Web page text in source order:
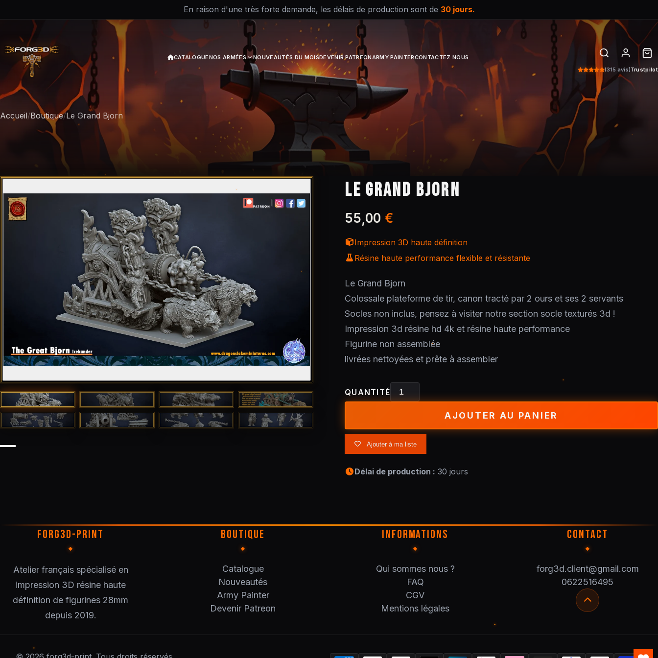
En raison d'une très forte demande, les délais de production sont de 30 jours.
CATALOGUENOS ARMÉES NOUVEAUTÉS DU MOISDEVENIR PATREONARMY PAINTERCONTACTEZ NOUS
(315 avis)Trustpilot
Accueil/Boutique/Le Grand Bjorn
LE GRAND BJORN
55,00 €
Impression 3D haute définition
Résine haute performance flexible et résistante
Le Grand Bjorn
Colossale plateforme de tir, canon tracté par 2 ours et ses 2 servants
Socles non inclus, pensez à visiter notre section socle texturés 3d !
Impression 3d résine hd 4k et résine haute performance
Figurine non assemblée
livrées nettoyées et prête à assembler
QUANTITÉ
AJOUTER AU PANIER
Ajouter à ma liste
Délai de production : 30 jours
FORG3D-PRINT
Atelier français spécialisé en
impression 3D résine haute
définition de figurines 28mm
depuis 2019.
BOUTIQUE
Catalogue
Nouveautés
Army Painter
Devenir Patreon
INFORMATIONS
Qui sommes nous ?
FAQ
CGV
Mentions légales
CONTACT
forg3d.client@gmail.com
0622516495